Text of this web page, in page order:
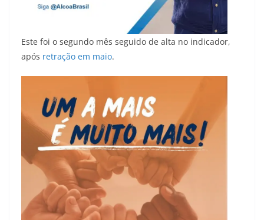
Este foi o segundo mês seguido de alta no indicador,
após retração em maio.